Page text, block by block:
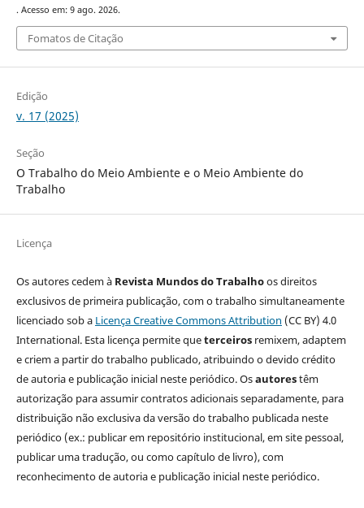
. Acesso em: 9 ago. 2026.
Fomatos de Citação
Edição
v. 17 (2025)
Seção
O Trabalho do Meio Ambiente e o Meio Ambiente do
Trabalho
Licença
Os autores cedem à Revista Mundos do Trabalhoos direitos
exclusivos de primeira publicação, com o trabalho simultaneamente
licenciado sob a Licença Creative Commons Attribution (CC BY) 4.0
International. Esta licença permite queterceirosremixem, adaptem
e criem a partir do trabalho publicado, atribuindo o devido crédito
de autoria e publicação inicial neste periódico. Osautorestêm
autorização para assumir contratos adicionais separadamente, para
distribuição não exclusiva da versão do trabalho publicada neste
periódico (ex.: publicar em repositório institucional, em site pessoal,
publicar uma tradução, ou como capítulo de livro), com
reconhecimento de autoria e publicação inicial neste periódico.